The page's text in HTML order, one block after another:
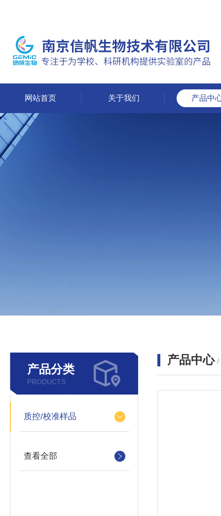
网站首页 关于我们 产品中
产品分类
PRODUCTS
质控/校准样品
查看全部
产品中心 /